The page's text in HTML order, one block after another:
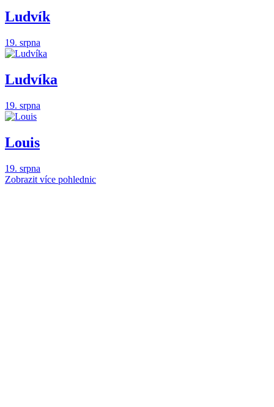
Ludvík
19. srpna
Ludvíka
19. srpna
Louis
19. srpna
Zobrazit více pohlednic